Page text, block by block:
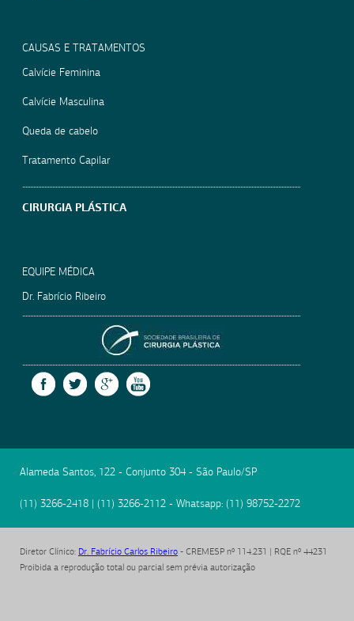
CAUSAS E TRATAMENTOS
Calvície Feminina
Calvície Masculina
Queda de cabelo
Tratamento Capilar
CIRURGIA PLÁSTICA
EQUIPE MÉDICA
Dr. Fabrício Ribeiro
FACEBOOKTWITTERGOOGLE +
Alameda Santos, 122 - Conjunto 304 - São Paulo/SP
(11) 3266-2418 | (11) 3266-2112 - Whatsapp: (11) 98752-2272
Diretor Clínico: Dr. Fabrício Carlos Ribeiro - CREMESP nº 114.231 | RQE nº 44231
Proibida a reprodução total ou parcial sem prévia autorização